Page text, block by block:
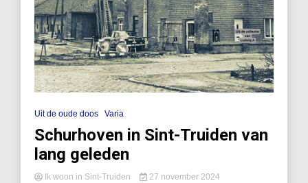
Uit de oude doos Varia
Schurhoven in Sint-Truiden van
lang geleden
Ik woon in Sint-Truiden 27 november 2024